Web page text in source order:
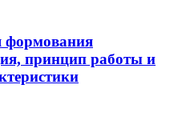
формования
принцип работы и